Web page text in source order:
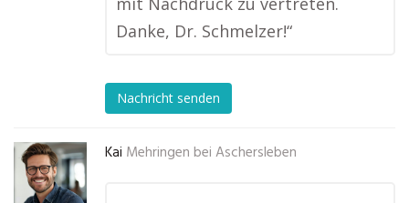
Danke, Dr. Schmelzer!“
Nachricht senden
Kai Mehringen bei Aschersleben